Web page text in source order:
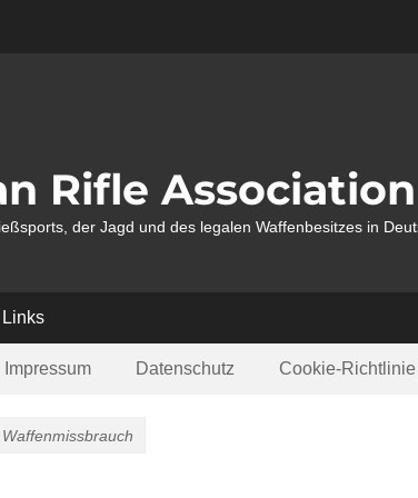
Rifle Association
der Jagd und des legalen Waffenbesitzes in
Links
Impressum Datenschutz Cookie-